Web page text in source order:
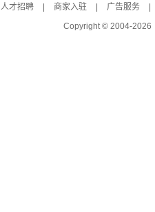
人才招聘 商家入驻 广告服务
Copyright © 2004-2026